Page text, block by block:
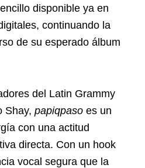
disponible ya en
continuando la
de su esperado álbum
del Latin Grammy
Shay, papiqpaso es un
con una actitud
directa. Con un hook
vocal segura que la